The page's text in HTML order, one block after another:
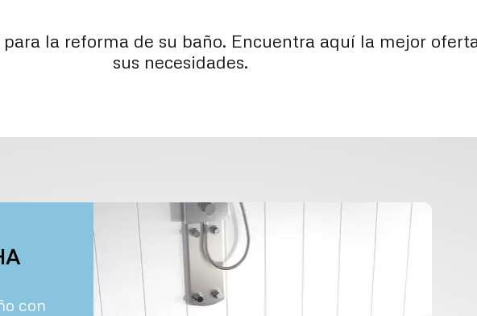
la reforma de su baño. Encuentra aquí la mejor
sus necesidades.
con